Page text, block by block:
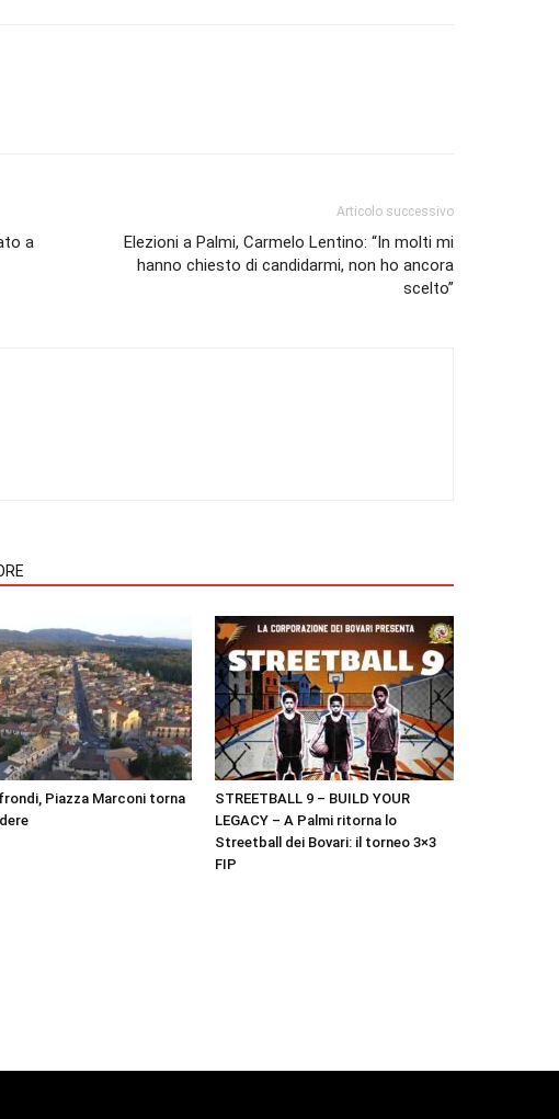
a
Articolo successivo
Elezioni a Palmi, Carmelo Lentino: “In molti mi
hanno chiesto di candidarmi, non ho ancora
scelto”
Piazza Marconi torna
STREETBALL 9 – BUILD YOUR
LEGACY – A Palmi ritorna lo
Streetball dei Bovari: il torneo 3×3
FIP